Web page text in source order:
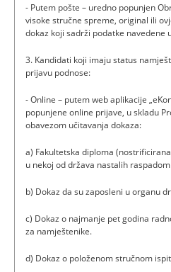
- Putem pošte – uredno popunjen
visoke stručne spreme, original ili
dokaz koji sadrži podatke navedene
3. Kandidati koji imaju status
prijavu podnose:
- Online – putem web aplikacije
popunjene online prijave, u skladu
obavezom učitavanja dokaza:
a) Fakultetska diploma
u nekoj od država nastalih raspadom
b) Dokaz da su zaposleni u organu
c) Dokaz o najmanje pet godina
za namještenike.
d) Dokaz o položenom stručnom